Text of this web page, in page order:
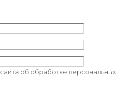
сайта об обработке персональных